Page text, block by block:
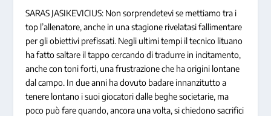
SARAS JASIKEVICIUS: Non sorprendetevi se mettiamo tra i
top l’allenatore, anche in una stagione rivelatasi fallimentare
per gli obiettivi prefissati. Negli ultimi tempi il tecnico lituano
ha fatto saltare il tappo cercando di tradurre in incitamento,
anche con toni forti, una frustrazione che ha origini lontane
dal campo. In due anni ha dovuto badare innanzitutto a
tenere lontano i suoi giocatori dalle beghe societarie, ma
poco può fare quando, ancora una volta, si chiedono sacrifici